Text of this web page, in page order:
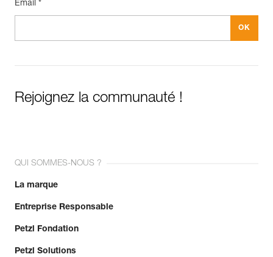
Email *
Rejoignez la communauté !
QUI SOMMES-NOUS ?
La marque
Entreprise Responsable
Petzl Fondation
Petzl Solutions